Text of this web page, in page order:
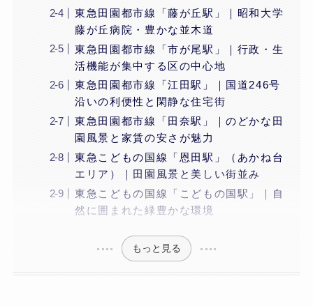
東急田園都市線「藤が丘駅」｜昭和大学
藤が丘病院・豊かな並木道
東急田園都市線「市が尾駅」｜行政・生
活機能が集中する区の中心地
東急田園都市線「江田駅」｜国道246号
沿いの利便性と閑静な住宅街
東急田園都市線「田奈駅」｜のどかな田
園風景と家賃の安さが魅力
東急こどもの国線「恩田駅」（あかね台
エリア）｜田園風景と美しい街並み
東急こどもの国線「こどもの国駅」｜自
然に囲まれた緑豊かな環境
もっと見る